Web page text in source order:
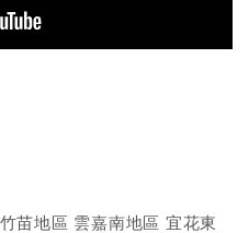
苗地區 雲嘉南地區 宜花東